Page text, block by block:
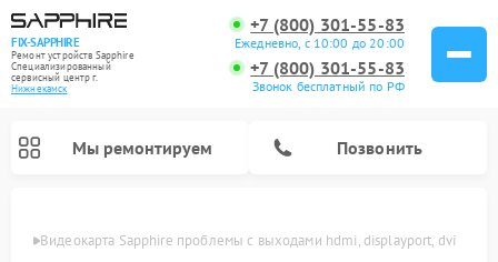
FIX-SAPPHIRE
Ремонт устройств Sapphire
Специализированный
cервисный центр г.
Нижнекамск
+7 (800) 301-55-83
Ежедневно, с 10:00 до 20:00
+7 (800) 301-55-83
Звонок бесплатный по РФ
Мы ремонтируем Позвонить
Видеокарта Sapphire проблемы с выходами hdmi, displayport, dvi